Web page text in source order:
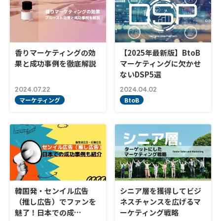
香りマーケティングの効
果と成功事例を徹底解説
2024.07.22
マーケティング
【2025年最新版】BtoB
マーケティングに欠かせ
ないDSP5選
2024.04.02
BtoB
韓国発・センイル広告
（推し広告）でファンを
魅了！日本での成…
シニア層を獲得してビジ
ネスチャンスを広げるマ
ーケティング戦略